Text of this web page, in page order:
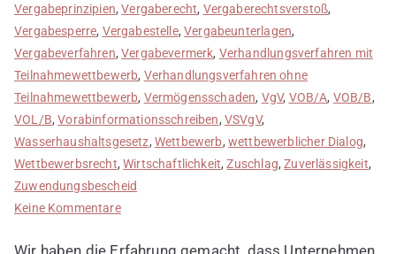
Vergabeprinzipien,Vergaberecht, Vergaberechtsverstoß,
Vergabesperre, Vergabestelle,Vergabeunterlagen,
Vergabeverfahren,Vergabevermerk, Verhandlungsverfahren mit
Teilnahmewettbewerb, Verhandlungsverfahren ohne
Teilnahmewettbewerb, Vermögensschaden, VgV, VOB/A, VOB/B,
VOL/B,Vorabinformationsschreiben, VSVgV,
Wasserhaushaltsgesetz, Wettbewerb, wettbewerblicher Dialog,
Wettbewerbsrecht,Wirtschaftlichkeit,Zuschlag,Zuverlässigkeit,
Zuwendungsbescheid
Keine Kommentarezu
bei
Wir haben die Erfahrung gemacht, dass Unternehmen,